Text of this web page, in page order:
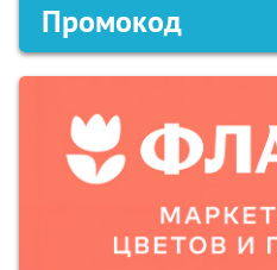
Промокод